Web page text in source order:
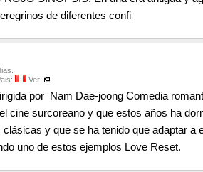
de diferentes confi
Ver:
por Nam Dae-joong Comedia
cine surcoreano y que estos años ha
y que se ha tenido que adaptar a
uno de estos ejemplos Love Reset.